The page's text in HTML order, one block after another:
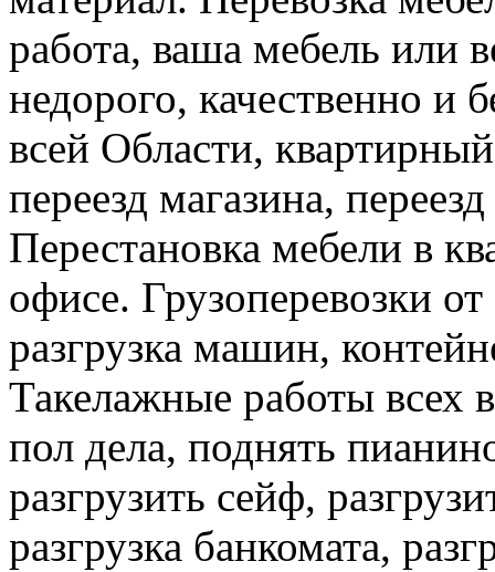
работа, ваша мебель или
недорого, качественно и
всей Области,
переезд магазина,
Перестановка мебели в
офисе. Грузоперевозки
разгрузка машин,
Такелажные работы всех
пол дела, поднять
разгрузить сейф,
разгрузка банкомата,